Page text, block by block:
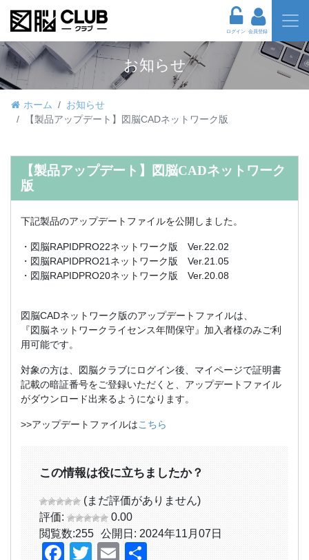
ログイン 会員登録
お知らせ
ホーム
お知らせ
【製品アップデート】図脳CADネットワーク版
【製品アップデート】図脳CADネットワーク
版
下記製品のアップデートファイルを公開しました。
・図脳RAPIDPRO22ネットワーク版 Ver.22.02
・図脳RAPIDPRO21ネットワーク版 Ver.21.05
・図脳RAPIDPRO20ネットワーク版 Ver.20.08
図脳CADネットワーク版のアップデートファイルは、
『図脳ネットワークライセンス年間保守』加入者様のみご利
用可能です。
対象の方は、図脳クラブにログイン後、マイページで証明書
記載の暗証番号をご登録いただくと、アップデートファイル
がダウンロード出来るようになります。
>>アップデートファイルはこちら
この情報は役に立ちましたか？
(まだ評価がありません)
評価:
0.00
閲覧数:255 公開日: 2024年11月07日
Facebook
TwitterEmail